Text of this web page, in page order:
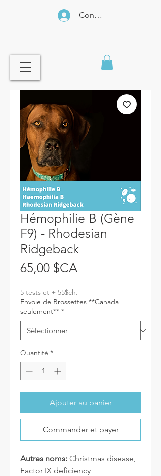
Connexion
Hémophilie B (Gène
F9) - Rhodesian
Ridgeback
65,00 $CA
5 tests et + 55$ch.
Envoie de Brossettes **Canada
seulement** *
Quantité *
Ajouter au panier
Commander et payer
Autres noms: Christmas disease,
Factor IX deficiency